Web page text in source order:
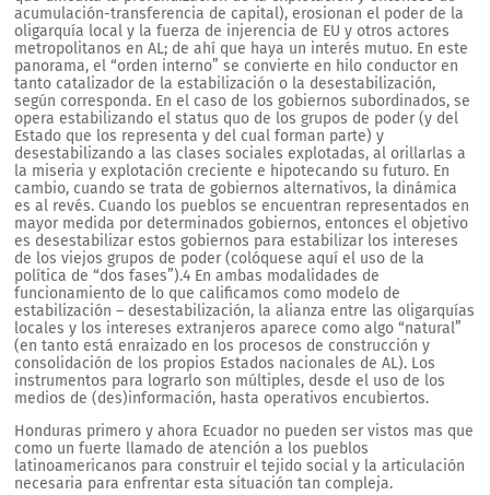
acumulación-transferencia de capital), erosionan el poder de la
oligarquía local y la fuerza de injerencia de EU y otros actores
metropolitanos en AL; de ahí que haya un interés mutuo. En este
panorama, el “orden interno” se convierte en hilo conductor en
tanto catalizador de la estabilización o la desestabilización,
según corresponda. En el caso de los gobiernos subordinados, se
opera estabilizando el status quo de los grupos de poder (y del
Estado que los representa y del cual forman parte) y
desestabilizando a las clases sociales explotadas, al orillarlas a
la miseria y explotación creciente e hipotecando su futuro. En
cambio, cuando se trata de gobiernos alternativos, la dinámica
es al revés. Cuando los pueblos se encuentran representados en
mayor medida por determinados gobiernos, entonces el objetivo
es desestabilizar estos gobiernos para estabilizar los intereses
de los viejos grupos de poder (colóquese aquí el uso de la
política de “dos fases”).4 En ambas modalidades de
funcionamiento de lo que calificamos como modelo de
estabilización – desestabilización, la alianza entre las oligarquías
locales y los intereses extranjeros aparece como algo “natural”
(en tanto está enraizado en los procesos de construcción y
consolidación de los propios Estados nacionales de AL). Los
instrumentos para lograrlo son múltiples, desde el uso de los
medios de (des)información, hasta operativos encubiertos.
Honduras primero y ahora Ecuador no pueden ser vistos mas que
como un fuerte llamado de atención a los pueblos
latinoamericanos para construir el tejido social y la articulación
necesaria para enfrentar esta situación tan compleja.